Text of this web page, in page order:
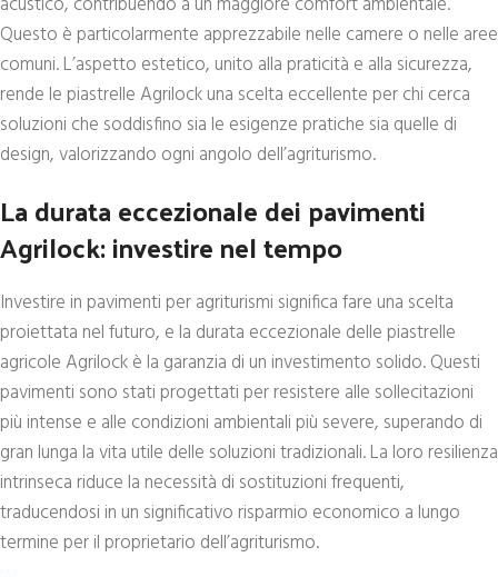
Questo è particolarmente apprezzabile nelle camere o nelle aree
comuni. L’aspetto estetico, unito alla praticità e alla sicurezza,
rende le piastrelle Agrilock una scelta eccellente per chi cerca
soluzioni che soddisfino sia le esigenze pratiche sia quelle di
design, valorizzando ogni angolo dell’agriturismo.
La durata eccezionale dei pavimenti
Agrilock: investire nel tempo
Investire in pavimenti per agriturismi significa fare una scelta
proiettata nel futuro, e la durata eccezionale delle piastrelle
agricole Agrilock è la garanzia di un investimento solido. Questi
pavimenti sono stati progettati per resistere alle sollecitazioni
più intense e alle condizioni ambientali più severe, superando di
gran lunga la vita utile delle soluzioni tradizionali. La loro resilienza
intrinseca riduce la necessità di sostituzioni frequenti,
traducendosi in un significativo risparmio economico a lungo
termine per il proprietario dell’agriturismo.